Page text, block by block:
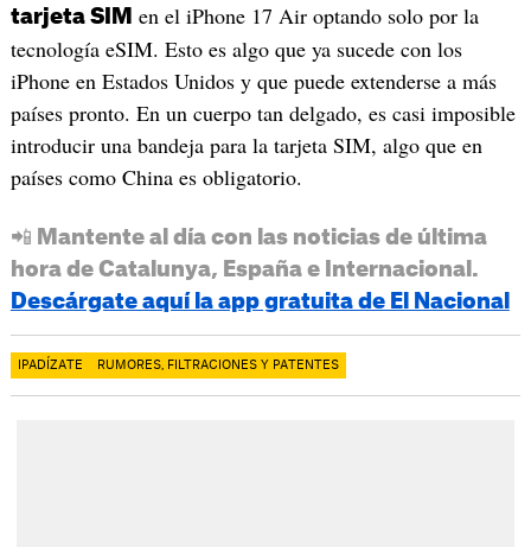
tarjeta SIM en el iPhone 17 Air optando solo por la
tecnología eSIM. Esto es algo que ya sucede con los
iPhone en Estados Unidos y que puede extenderse a más
países pronto. En un cuerpo tan delgado, es casi imposible
introducir una bandeja para la tarjeta SIM, algo que en
países como China es obligatorio.
📲 Mantente al día con las noticias de última
hora de Catalunya, España e Internacional.
Descárgate aquí la app gratuita de El Nacional
IPADÍZATE RUMORES, FILTRACIONES Y PATENTES